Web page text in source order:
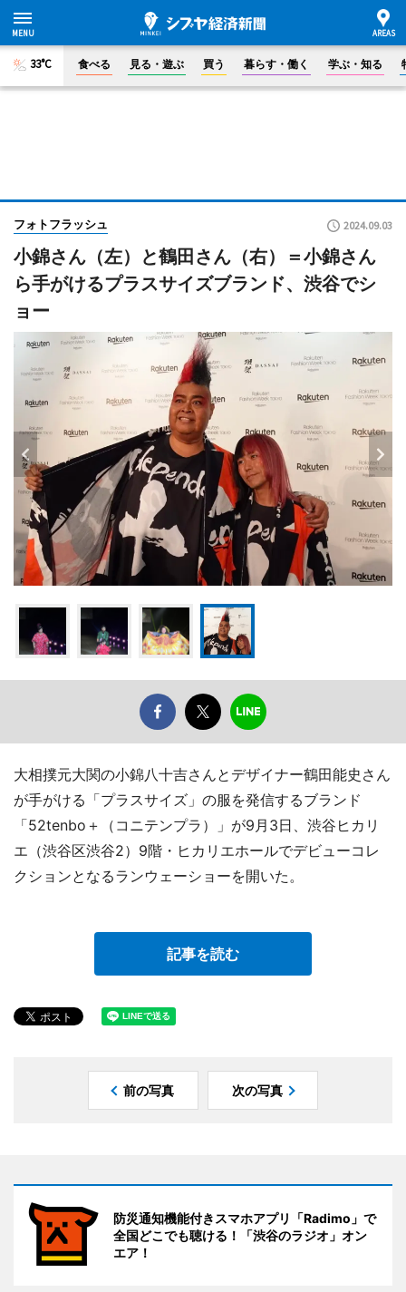
33°C 食べる 見る・遊ぶ 買う 暮らす・働く 学ぶ・知る
フォトフラッシュ 2024.09.03
小錦さん（左）と鶴田さん（右）＝小錦さん
ら手がけるプラスサイズブランド、渋谷でシ
ョー
大相撲元大関の小錦八十吉さんとデザイナー鶴田能史さん
が手がける「プラスサイズ」の服を発信するブランド
「52tenbo＋（コニテンプラ）」が9月3日、渋谷ヒカリ
エ（渋谷区渋谷2）9階・ヒカリエホールでデビューコレ
クションとなるランウェーショーを開いた。
記事を読む
前の写真 次の写真
防災通知機能付きスマホアプリ「Radimo」で
全国どこでも聴ける！「渋谷のラジオ」オン
エア！